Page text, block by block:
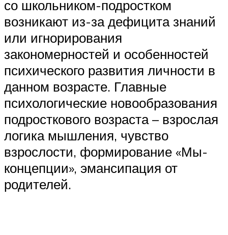
со школьником-подростком
возникают из-за дефицита знаний
или игнорирования
закономерностей и особенностей
психического развития личности в
данном возрасте. Главные
психологические новообразования
подросткового возраста – взрослая
логика мышления, чувство
взрослости, формирование «Мы-
концепции», эмансипация от
родителей.